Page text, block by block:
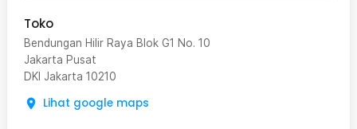
Toko
Bendungan Hilir Raya Blok G1 No. 10
Jakarta Pusat
DKI Jakarta 10210
Lihat google maps